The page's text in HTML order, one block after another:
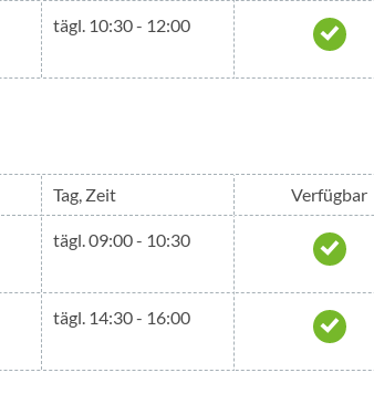
tägl. 10:30 - 12:00
Verfügbar
Tag, Zeit
tägl. 09:00 - 10:30
tägl. 14:30 - 16:00